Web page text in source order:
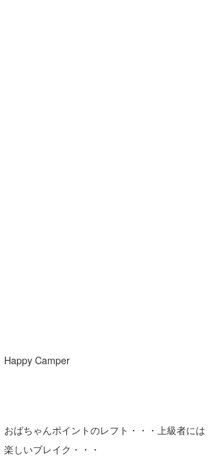
Happy Camper
おばちゃんポイントのレフト・・・上級者には
楽しいブレイク・・・